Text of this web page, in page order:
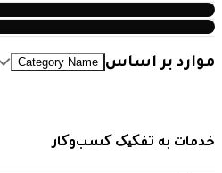
موارد بر اساس Category Name
خدمات به تفکیک کسب‌وکار